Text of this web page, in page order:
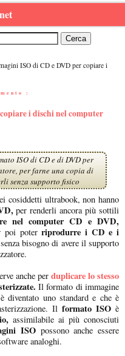
ISO di CD e DVD per copiare i
:
i dischi nel computer
ISO di CD e di DVD per
per farne una copia di
senza supporto fisico
cosiddetti ultrabook, non hanno
per renderli ancora più sottili
nel computer CD e DVD,
poi poterriprodurre i CD e i
bisogno di avere il supporto
anche per duplicare lo stesso
Il formato di immagine
diventato uno standard e che è
Il formato ISOè
assimilabile ai più conosciuti
ISOpossono anche essere
analoghi.